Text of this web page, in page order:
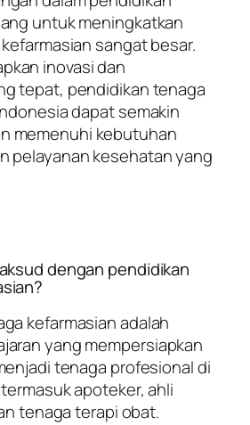
untuk meningkatkan
sangat besar.
inovasi dan
tepat, pendidikan tenaga
dapat semakin
memenuhi kebutuhan
pelayanan kesehatan yang
dengan pendidikan
kefarmasian adalah
yang mempersiapkan
tenaga profesional di
apoteker, ahli
tenaga terapi obat.